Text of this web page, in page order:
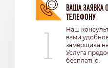
1
ВАША ЗАЯВКА
ТЕЛЕФОНУ
Наш
вами
замерщика
Услуга
бесплатно.